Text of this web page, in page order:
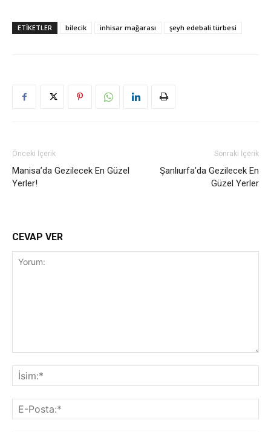
ETIKETLER bilecik inhisar mağarası şeyh edebali türbesi
Önceki İçerik
Manisa’da Gezilecek En Güzel
Yerler!
Sonraki İçerik
Şanlıurfa’da Gezilecek En
Güzel Yerler
CEVAP VER